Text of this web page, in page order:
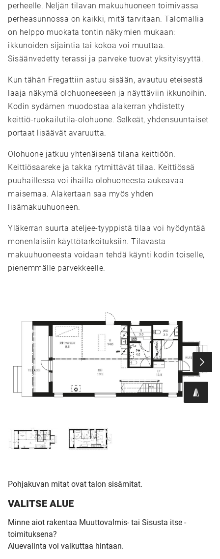
perheelle. Neljän tilavan makuuhuoneen toimivassa
perheasunnossa on kaikki, mitä tarvitaan. Talomallia
on helppo muokata tontin näkymien mukaan:
ikkunoiden sijaintia tai kokoa voi muuttaa.
Sisäänvedetty terassi ja parveke tuovat yksityisyyttä.
Kun tähän Fregattiin astuu sisään, avautuu eteisestä
laaja näkymä olohuoneeseen ja näyttäviin ikkunoihin.
Kodin sydämen muodostaa alakerran yhdistetty
keittiö-ruokailutila-olohuone. Selkeät, yhdensuuntaiset
portaat lisäävät avaruutta.
Olohuone jatkuu yhtenäisenä tilana keittiöön.
Keittiösaareke ja takka rytmittävät tilaa. Keittiössä
puuhaillessa voi ihailla olohuoneesta aukeavaa
maisemaa. Alakertaan saa myös yhden
lisämakuuhuoneen.
Yläkerran suurta ateljee-tyyppistä tilaa voi hyödyntää
monenlaisiin käyttötarkoituksiin. Tilavasta
makuuhuoneesta voidaan tehdä käynti kodin toiselle,
pienemmälle parvekkeelle.
Pohjakuvan mitat ovat talon sisämitat.
VALITSE ALUE
Minne aiot rakentaa Muuttovalmis- tai Sisusta itse -
toimituksena?
Aluevalinta voi vaikuttaa hintaan.